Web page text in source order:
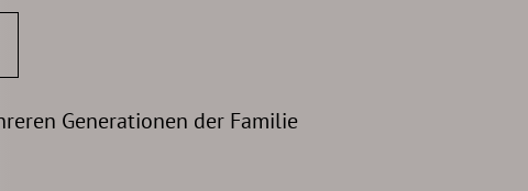
Generationen der Familie